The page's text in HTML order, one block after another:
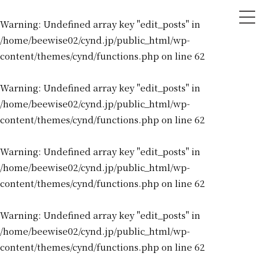
Warning: Undefined array key "edit_posts" in
/home/beewise02/cynd.jp/public_html/wp-
content/themes/cynd/functions.php on line 62
Warning: Undefined array key "edit_posts" in
/home/beewise02/cynd.jp/public_html/wp-
content/themes/cynd/functions.php on line 62
Warning: Undefined array key "edit_posts" in
/home/beewise02/cynd.jp/public_html/wp-
content/themes/cynd/functions.php on line 62
Warning: Undefined array key "edit_posts" in
/home/beewise02/cynd.jp/public_html/wp-
content/themes/cynd/functions.php on line 62